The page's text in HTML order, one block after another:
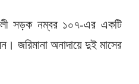
সড়ক নম্বর ১০৭-এর একটি
জরিমানা অনাদায়ে দুই মাসের